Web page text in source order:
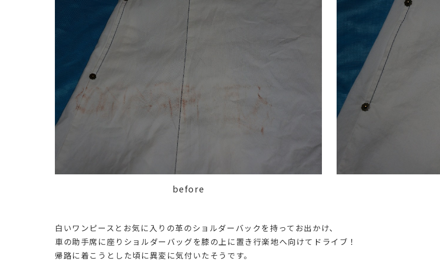
before
白いワンピースとお気に入りの革のショルダーバックを持ってお出かけ、
車の助手席に座りショルダーバッグを膝の上に置き行楽地へ向けてドライブ！
帰路に着こうとした頃に異変に気付いたそうです。